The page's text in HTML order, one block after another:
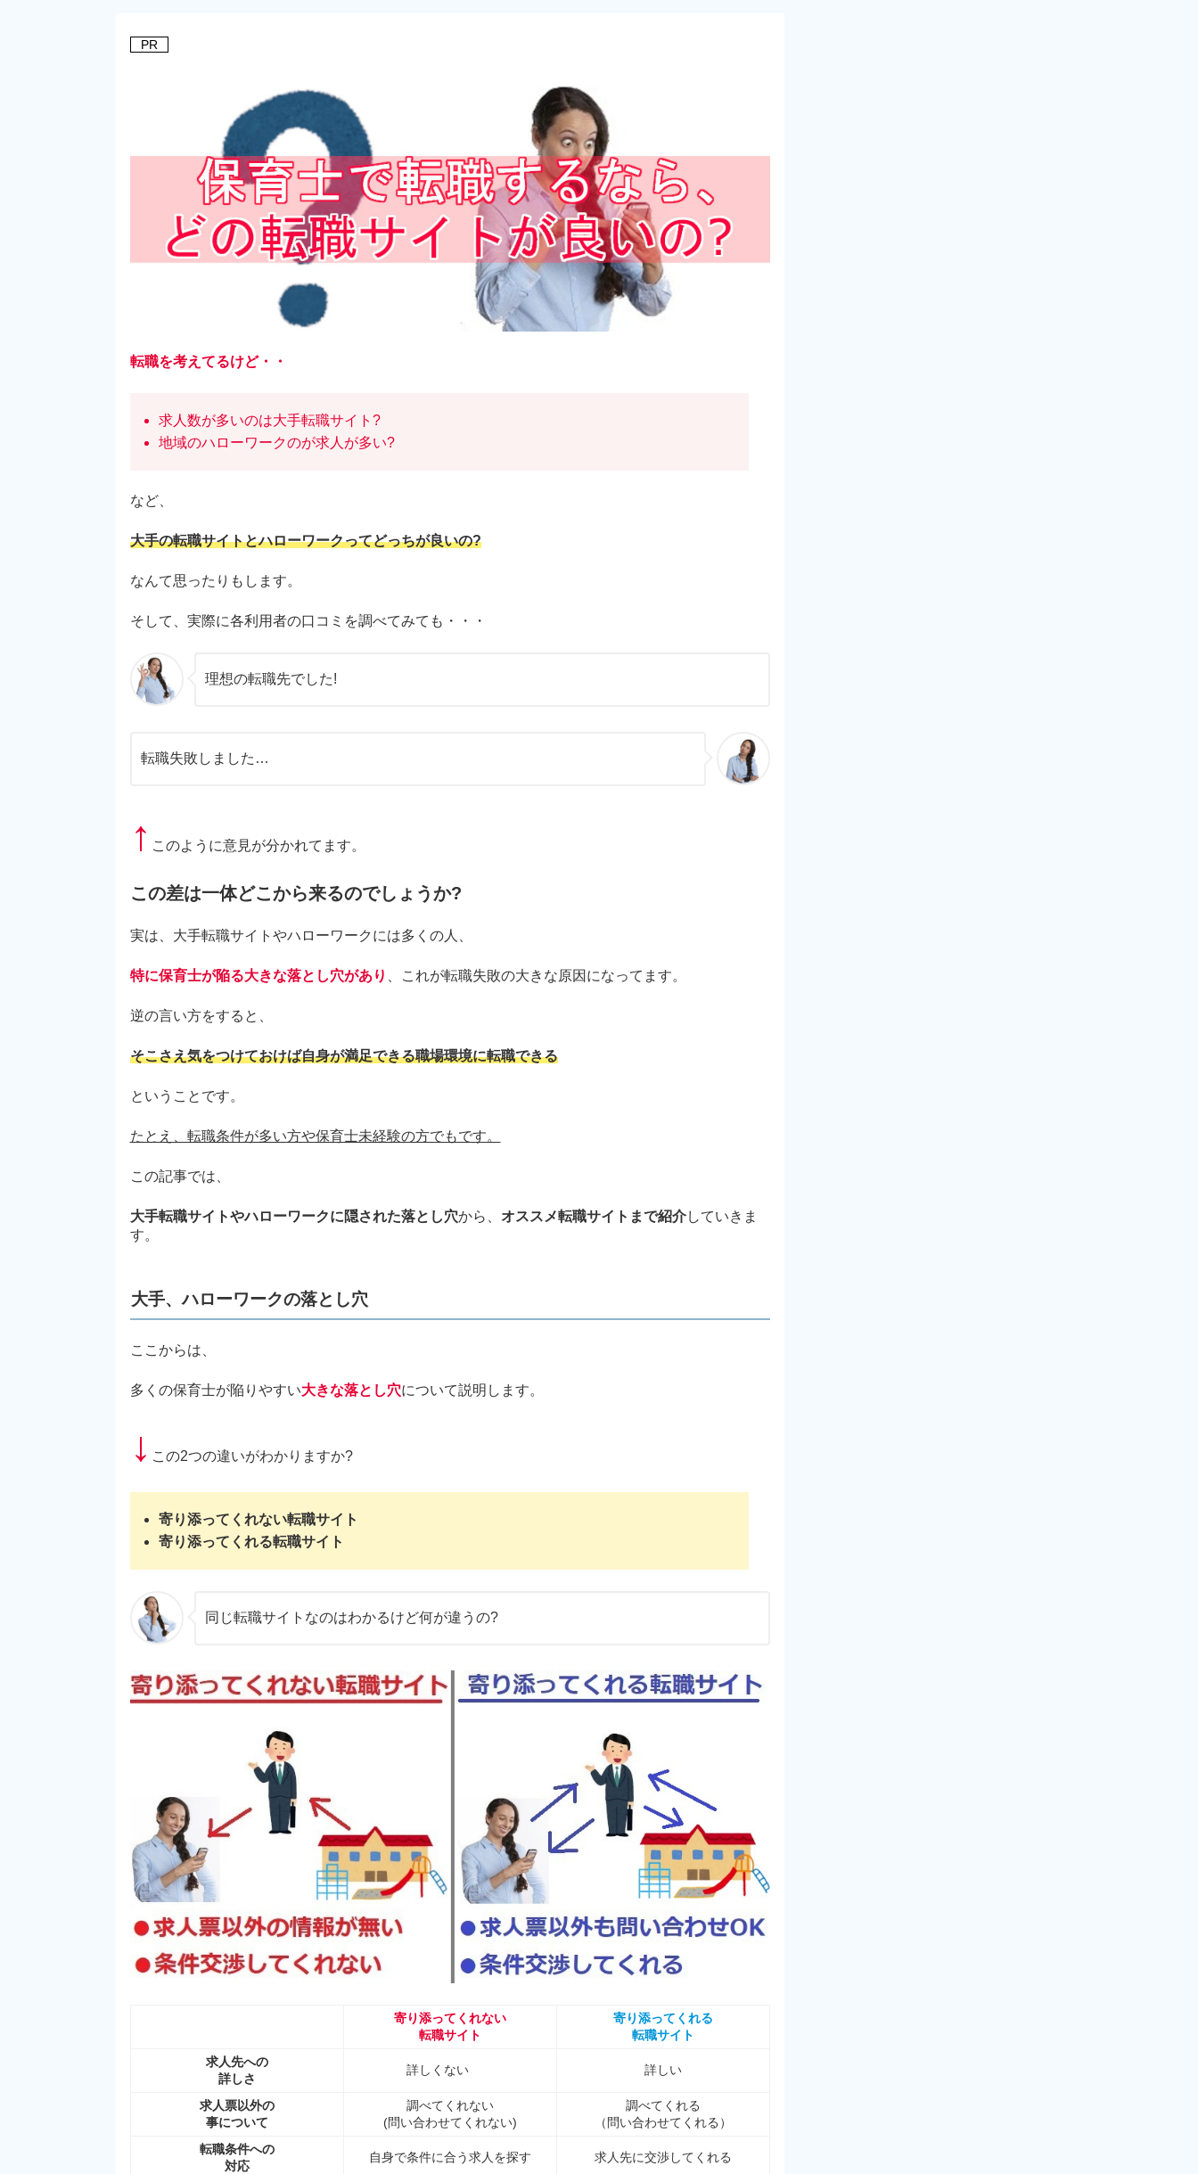
PR
転職を考えてるけど・・
求人数が多いのは大手転職サイト?
地域のハローワークのが求人が多い?
など、
大手の転職サイトとハローワークってどっちが良いの?
なんて思ったりもします。
そして、実際に各利用者の口コミを調べてみても・・・
理想の転職先でした!
転職失敗しました…
↑ このように意見が分かれてます。
この差は一体どこから来るのでしょうか?
実は、大手転職サイトやハローワークには多くの人、
特に保育士が陥る大きな落とし穴があり 、これが転職失敗の大きな原因になってます。
逆の言い方をすると、
そこさえ気をつけておけば自身が満足できる職場環境に転職できる
ということです。
たとえ、転職条件が多い方や保育士未経験の方でもです。
この記事では、
大手転職サイトやハローワークに隠された落とし穴から、 オススメ転職サイトまで紹介していきま
す。
大手、ハローワークの落とし穴
ここからは、
多くの保育士が陥りやすい大きな落とし穴について説明します。
↓ この2つの違いがわかりますか?
寄り添ってくれない転職サイト
寄り添ってくれる転職サイト
同じ転職サイトなのはわかるけど何が違うの?
寄り添ってくれない
転職サイト
寄り添ってくれる
転職サイト
求人先への
詳しさ
詳しくない 詳しい
求人票以外の
事について
調べてくれない
(問い合わせてくれない)
調べてくれる
（問い合わせてくれる）
転職条件への
対応
自身で条件に合う求人を探す 求人先に交渉してくれる